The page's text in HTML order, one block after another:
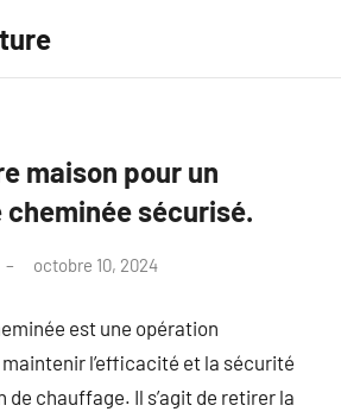
maison pour un
cheminée sécurisé.
octobre 10, 2024
est une opération
l’efficacité et la sécurité
chauffage. Il s’agit de retirer la